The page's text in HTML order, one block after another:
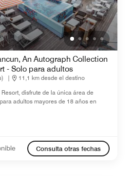
An Autograph Collection
- Solo para adultos
|
11,1 km desde el destino
disfrute de la única área de
adultos mayores de 18 años en
Consulta otras fechas